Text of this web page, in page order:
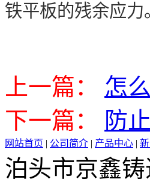
铁平板的残余应力
上一篇：
怎
下一篇：
防
网站首页 | 公司简介 | 产品中心 |
泊头市京鑫铸